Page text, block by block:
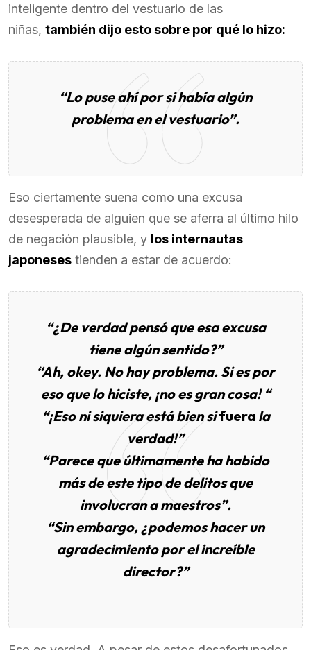
inteligente dentro del vestuario de las
niñas, también dijo esto sobre por qué lo hizo:
“Lo puse ahí por si había algún
problema en el vestuario”.
Eso ciertamente suena como una excusa
desesperada de alguien que se aferra al último hilo
de negación plausible, y los internautas
japoneses tienden a estar de acuerdo:
“¿De verdad pensó que esa excusa
tiene algún sentido?”
“Ah, okey. No hay problema. Si es por
eso que lo hiciste, ¡no es gran cosa! “
“¡Eso ni siquiera está bien sifuera la
verdad!”
“Parece que últimamente ha habido
más de este tipo de delitos que
involucran a maestros”.
“Sin embargo, ¿podemos hacer un
agradecimiento por el increíble
director?”